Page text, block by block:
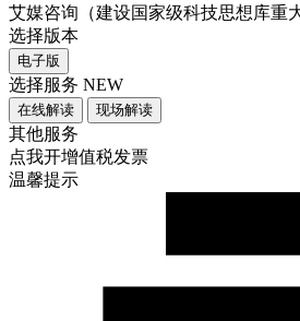
艾媒咨询（建设国家级科技思想库重
选择版本
电子版
选择服务 NEW
在线解读 现场解读
其他服务
点我开增值税发票
温馨提示